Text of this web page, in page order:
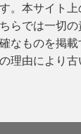
。本サイト
らでは一切の
なものを掲
理由により